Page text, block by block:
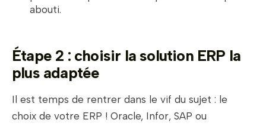
abouti.
Étape 2 : choisir la solution ERP la
plus adaptée
Il est temps de rentrer dans le vif du sujet : le
choix de votre ERP ! Oracle, Infor, SAP ou